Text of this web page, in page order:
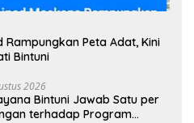
Rampungkan Peta Adat, Kini
Bintuni
2026
Bintuni Jawab Satu per
terhadap Program